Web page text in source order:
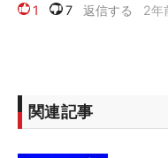
関連記事